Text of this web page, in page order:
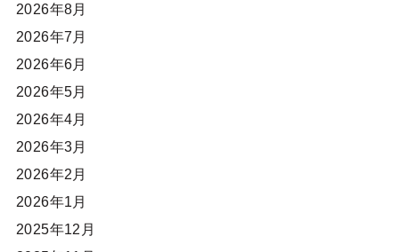
2026年8月
2026年7月
2026年6月
2026年5月
2026年4月
2026年3月
2026年2月
2026年1月
2025年12月